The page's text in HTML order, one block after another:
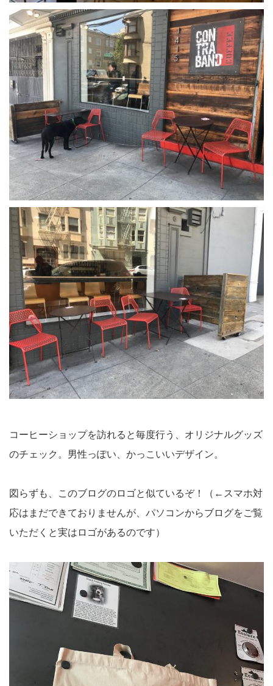
コーヒーショップを訪れると毎度行う、オリジナルグッズ
のチェック。男性っぽい、かっこいいデザイン。
図らずも、このブログのロゴと似ているぞ！（←スマホ対
応はまだできておりませんが、パソコンからブログをご覧
いただくと実はロゴがあるのです）